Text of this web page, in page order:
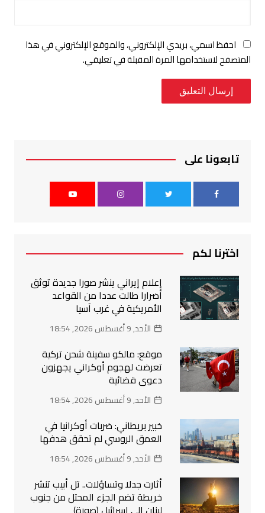
احفظ اسمي، بريدي الإلكتروني، والموقع الإلكتروني في هذا
المتصفح لاستخدامها المرة المقبلة في تعليقي.
تابعونا على
اخترنا لكم
إعلام إيراني ينشر صورا جديدة توثق
أضرارا طالت عددا من القواعد
الأمريكية في غرب آسيا
الأحد, 9 أغسطس 2026, 18:54
موقع: مالكو سفينة شحن تركية
تعرضت لهجوم أوكراني يجهزون
دعوى قضائية
الأحد, 9 أغسطس 2026, 18:54
خبير بريطاني: ضربات أوكرانيا في
العمق الروسي لم تحقق هدفها
الأحد, 9 أغسطس 2026, 18:54
أثارت جدلا وتساؤلات.. تل أبيب تنشر
خريطة تضم الجزء المحتل من جنوب